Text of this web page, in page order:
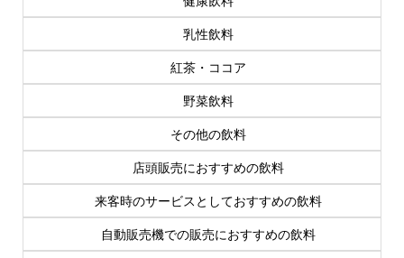
乳性飲料
紅茶・ココア
野菜飲料
その他の飲料
店頭販売におすすめの飲料
来客時のサービスとしておすすめの飲料
自動販売機での販売におすすめの飲料